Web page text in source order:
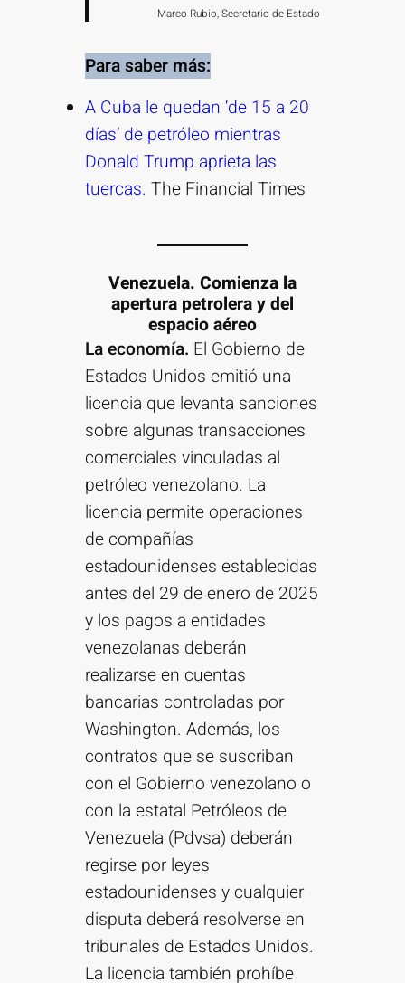
Marco Rubio, Secretario de Estado
Para saber más:
A Cuba le quedan ‘de 15 a 20
días’ de petróleo mientras
Donald Trump aprieta las
tuercas. The Financial Times
Venezuela. Comienza la
apertura petrolera y del
espacio aéreo
La economía. El Gobierno de
Estados Unidos emitió una
licencia que levanta sanciones
sobre algunas transacciones
comerciales vinculadas al
petróleo venezolano. La
licencia permite operaciones
de compañías
estadounidenses establecidas
antes del 29 de enero de 2025
y los pagos a entidades
venezolanas deberán
realizarse en cuentas
bancarias controladas por
Washington. Además, los
contratos que se suscriban
con el Gobierno venezolano o
con la estatal Petróleos de
Venezuela (Pdvsa) deberán
regirse por leyes
estadounidenses y cualquier
disputa deberá resolverse en
tribunales de Estados Unidos.
La licencia también prohíbe